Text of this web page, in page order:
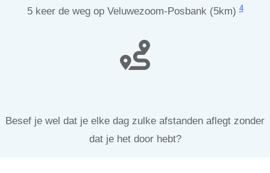
5 keer de weg op Veluwezoom-Posbank (5km)4
Besef je wel dat je elke dag zulke afstanden aflegt zonder
dat je het door hebt?